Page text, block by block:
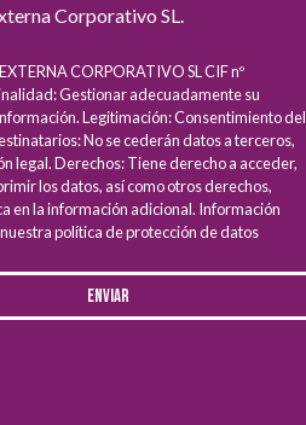
Corporativo SL.
CORPORATIVO SL CIF nº
Gestionar adecuadamente su
Legitimación: Consentimiento del
No se cederán datos a terceros,
legal. Derechos: Tiene derecho a acceder,
los datos, así como otros derechos,
en la información adicional. Información
política de protección de datos
Enviar